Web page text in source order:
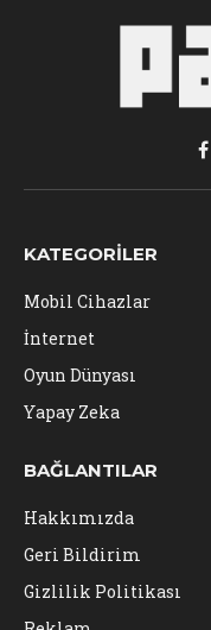
KATEGORILER
Mobil Cihazlar
İnternet
Oyun Dünyası
Yapay Zeka
BAĞLANTILAR
Hakkımızda
Geri Bildirim
Gizlilik Politikası